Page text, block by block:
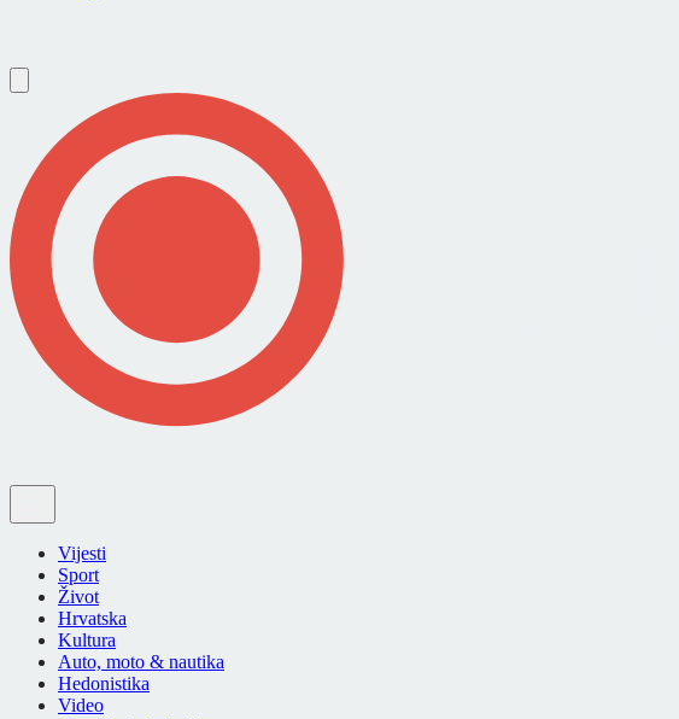
Vijesti
Sport
Život
Hrvatska
Kultura
Auto, moto & nautika
Hedonistika
Video